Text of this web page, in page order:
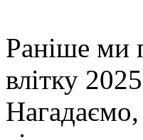
Раніше ми
влітку